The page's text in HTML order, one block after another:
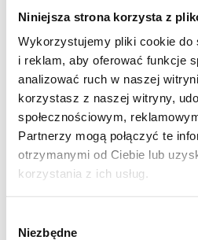
Niniejsza strona korzysta z
Wykorzystujemy pliki cookie do
i reklam, aby oferować funkcje
analizować ruch w naszej
korzystasz z naszej witryny,
społecznościowym,
Partnerzy mogą połączyć te
otrzymanymi od Ciebie lub
korzystania z ich usług.
zgody
Niezbędne
Patroni